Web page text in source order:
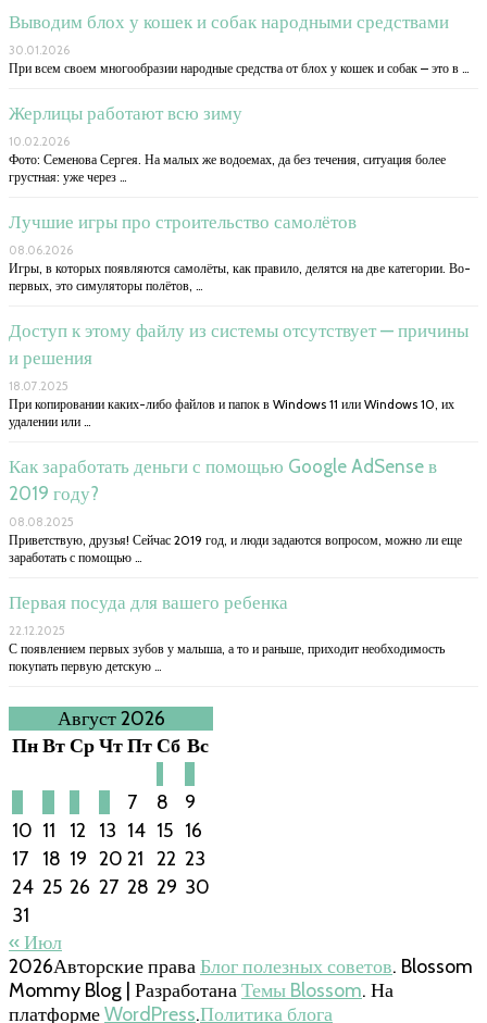
Выводим блох у кошек и собак народными средствами
30.01.2026
При всем своем многообразии народные средства от блох у кошек и собак – это в …
Жерлицы работают всю зиму
10.02.2026
Фото: Семенова Сергея. На малых же водоемах, да без течения, ситуация более
грустная: уже через …
Лучшие игры про строительство самолётов
08.06.2026
Игры, в которых появляются самолёты, как правило, делятся на две категории. Во-
первых, это симуляторы полётов, …
Доступ к этому файлу из системы отсутствует — причины
и решения
18.07.2025
При копировании каких-либо файлов и папок в Windows 11 или Windows 10, их
удалении или …
Как заработать деньги с помощью Google AdSense в
2019 году?
08.08.2025
Приветствую, друзья! Сейчас 2019 год, и люди задаются вопросом, можно ли еще
заработать с помощью …
Первая посуда для вашего ребенка
22.12.2025
С появлением первых зубов у малыша, а то и раньше, приходит необходимость
покупать первую детскую …
Август 2026
ПнВтСрЧтПтСб Вс
7 8
9
10 11 12 13 14 15 16
17
18 19 20 21 22 23
24 25 26 27 28 29 30
31
« Июл
2026Авторские праваБлог полезных советов. Blossom
Mommy Blog | РазработанаТемы Blossom. На
платформеWordPress.Политика блога